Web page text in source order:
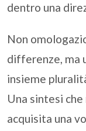
dentro una
Non
differenze, ma
insieme
Una sintesi
acquisita una